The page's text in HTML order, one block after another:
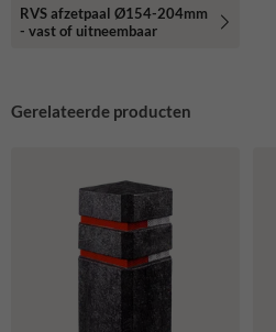
RVS afzetpaal Ø154-204mm
- vast of uitneembaar
Gerelateerde producten